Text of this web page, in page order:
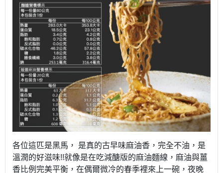
各位這匹是黑馬， 是真的古早味麻油香，完全不油，是
溫潤的好滋味!!就像是在吃減醣版的麻油麵線，麻油與薑
香比例完美平衡，在偶爾微冷的春季裡來上一碗，夜晚